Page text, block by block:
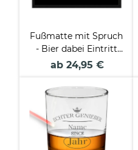
Fußmatte mit Spruch
- Bier dabei Eintritt
frei! -
ab 24,95 €